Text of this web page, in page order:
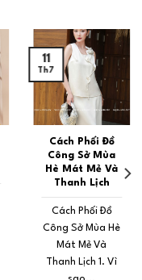
Cách Phối Đồ
Công Sở Mùa
Hè Mát Mẻ Và
Thanh Lịch
Cách Phối Đồ
Công Sở Mùa Hè
Mát Mẻ Và
Thanh Lịch 1. Vì
11
Th7